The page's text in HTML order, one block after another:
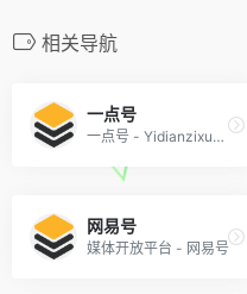
相关导航
一点号
一点号 - Yidianzixun.com
网易号
媒体开放平台 - 网易号